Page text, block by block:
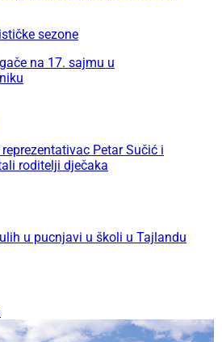
sezone
na 17. sajmu u
Petar Sučić i
roditelji dječaka
u pucnjavi u školi u Tajlandu